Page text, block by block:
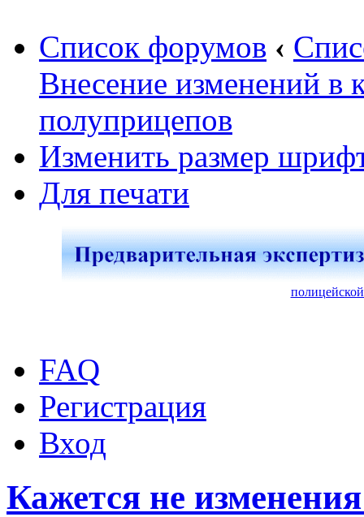
Список форумов ‹
Внесение изменений в
полуприцепов
Изменить размер
Для печати
FAQ
Регистрация
Вход
Кажется не